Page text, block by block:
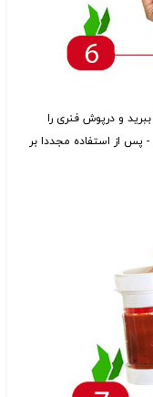
و درپوش فنری را
پس از استفاده مجددا بر